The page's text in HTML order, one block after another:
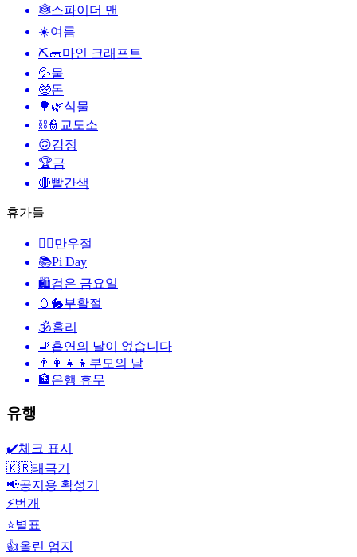
🕸️스파이더 맨
☀️여름
⛏🧱마인 크래프트
💦물
🤑돈
🌳🌿식물
⛓️👮 교도소
🙃감정
🏆금
🔴빨간색
휴가들
🙆‍♂️만우절
📚Pi Day
🛍검은 금요일
🥚🐇부활절
🕉홀리
🚬 흡연의 날이 없습니다
👨‍👩‍👧‍👦 부모의 날
🏦은행 휴무
유행
✔️체크 표시
🇰🇷태극기
📢공지용 확성기
⚡번개
⭐별표
👍올린 엄지